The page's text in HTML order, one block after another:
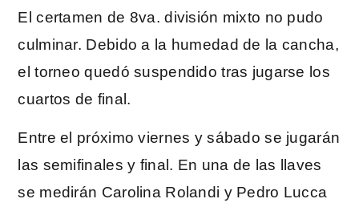
El certamen de 8va. división mixto no pudo
culminar. Debido a la humedad de la cancha,
el torneo quedó suspendido tras jugarse los
cuartos de final.
Entre el próximo viernes y sábado se jugarán
las semifinales y final. En una de las llaves
se medirán Carolina Rolandi y Pedro Lucca